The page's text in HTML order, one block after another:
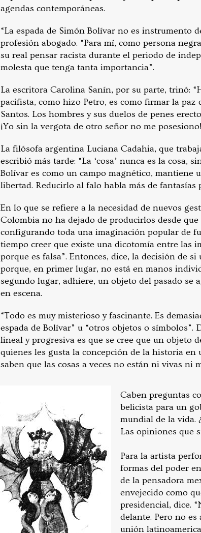
agendas contemporáneas.
“La espada de Simón Bolívar no es instrumento
profesión abogado. “Para mí, como persona
su real pensar racista durante el periodo de
molesta que tenga tanta importancia”.
La escritora Carolina Sanín, por su parte, trinó:
pacifista, como hizo Petro, es como firmar la
Santos. Los hombres y sus duelos de penes
¡Yo sin la vergota de otro señor no me
La filósofa argentina Luciana Cadahia, que
escribió más tarde: “La ‘cosa’ nunca es la cosa,
Bolívar es como un campo magnético,
libertad. Reducirlo al falo habla más de
En lo que se refiere a la necesidad de nuevos
Colombia no ha dejado de producirlos desde
configurando toda una imaginación popular de
tiempo creer que existe una dicotomía entre las
porque es falsa”. Entonces, dice, la decisión de
porque, en primer lugar, no está en manos
segundo lugar, adhiere, un objeto del pasado se
en escena.
“Todo es muy misterioso y fascinante. Es
espada de Bolívar” u “otros objetos o
lineal y progresiva es que se cree que un objeto
quienes les gusta la concepción de la historia
saben que las cosas a veces no están ni vivas ni
Caben preguntas
belicista para un
mundial de la vida.
Las opiniones que
Para la artista
formas del poder
de la pensadora
envejecido como
presidencial, dice.
delante. Pero no
unión